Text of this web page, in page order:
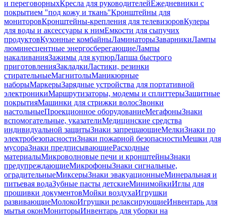
и переговорныхКресла для руководителейЕжедневники с
покрытием "под кожу и ткань"Кронштейны для
мониторовКронштейны-крепления для телевизоровКулеры
для воды и аксессуары к нимЕмкости для сыпучих
продуктовКухонные комбайныЛаминаторыЗаварникиЛампы
люминесцентные энергосберегающиеЛампы
накаливанияЗажимы для купюрЛапша быстрого
приготовленияЗакладкиЛастики, резинки
стирательныеМагнитолыМаникюрные
наборыМаркерыЗарядные устройства для портативной
электроникиМаршрутизаторы, модемы и сплиттерыЗащитные
покрытияМашинки для стрижки волосЗвонки
настольныеПроекционное оборудованиеМегафоныЗнаки
вспомогательные, указателиМедицинские средства
индивидуальной защитыЗнаки запрещающиеМелкиЗнаки по
электробезопасностиЗнаки пожарной безопасностиМешки для
мусораЗнаки предписывающиеРасходные
материалыМикроволновые печи и кронштейныЗнаки
предупреждающиеМикрофоныЗнаки сигнальные,
оградительныеМиксерыЗнаки эвакуационныеМинеральная и
питьевая водаЗубные пасты детскиеМинимойкиИглы для
прошивки документовМойки воздухаИгрушки
развивающиеМолокоИгрушки релаксирующиеИнвентарь для
мытья оконМониторыИнвентарь для уборки на